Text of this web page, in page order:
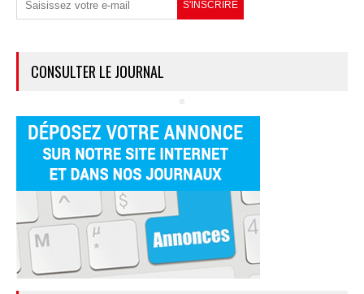
CONSULTER LE JOURNAL